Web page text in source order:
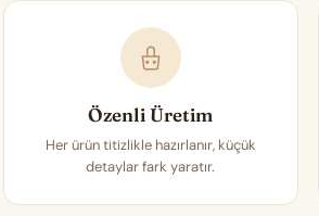
Özenli Üretim
Her ürün titizlikle hazırlanır, küçük
detaylar fark yaratır.